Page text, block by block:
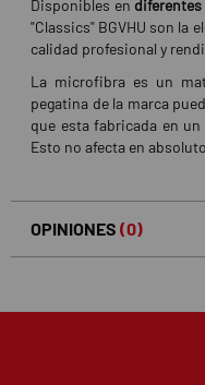
Disponibles en
"Classics" BGVHU son la
calidad profesional y
La microfibra es un
pegatina de la marca
que esta fabricada en
Esto no afecta en
OPINIONES (0)